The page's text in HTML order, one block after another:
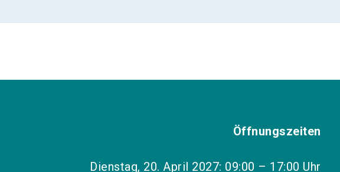
Öffnungszeiten
Dienstag, 20. April 2027: 09:00 – 17:00 Uhr